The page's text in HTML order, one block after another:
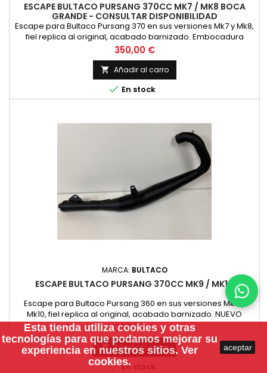
ESCAPE BULTACO PURSANG 370CC MK7 / MK8 BOCA
GRANDE - CONSULTAR DISPONIBILIDAD
Escape para Bultaco Pursang 370 en sus versiones Mk7 y Mk8,
fiel replica al original, acabado barnizado. Embocadura
GRANDE. NUEVO Valido para: Bultaco Pursang 260 MK7 version
de boca de escape grande. Bultaco Pursang 370 MK8
CONSULTAR DISPONIBILIDAD
Precio
350,00 €
 Añadir al carro
 En stock
MARCA: BULTACO
ESCAPE BULTACO PURSANG 370CC MK9 / MK10
Escape para Bultaco Pursang 360 en sus versiones Mk9 y
Mk10, fiel replica al original, acabado barnizado. NUEVO
Precio
395,00 €
 Añadir al carro
En stock
Esta tienda utiliza cookies y otras
tecnologías para que podamos mejorar su
experiencia en nuestros sitios. Ver
cookies.
aceptar